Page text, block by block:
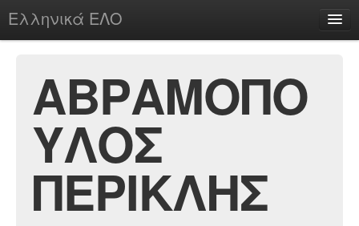
Ελληνικά ΕΛΟ
chesstu.be @ discord
ΑΒΡΑΜΟΠΟ
ΥΛΟΣ
ΠΕΡΙΚΛΗΣ